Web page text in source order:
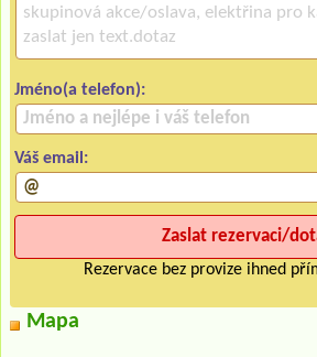
Jméno(a telefon):
Váš email:
Rezervace bez provize ihned
Mapa